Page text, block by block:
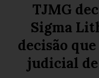
TJMG
Sigma
decisão
judicial